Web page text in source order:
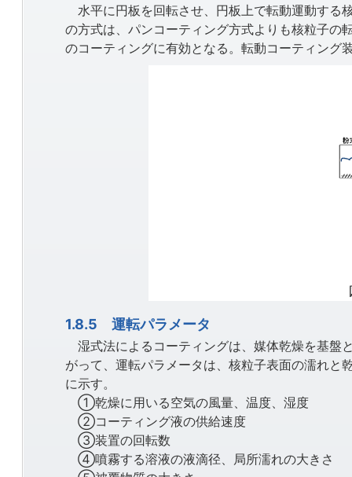
水平に円板を回転させ、円板上で転動運動する
の方式は、パンコーティング方式よりも核粒子の
のコーティングに有効となる。転動コーティング
1.8.5 運転パラメータ
湿式法によるコーティングは、媒体乾燥を基盤
がって、運転パラメータは、核粒子表面の濡れと
に示す。
①乾燥に用いる空気の風量、温度、湿度
②コーティング液の供給速度
③装置の回転数
④噴霧する溶液の液滴径、局所濡れの大きさ